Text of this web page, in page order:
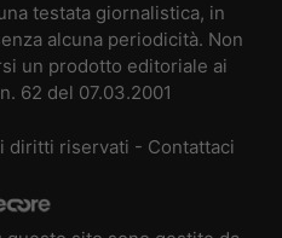
testata giornalistica, in
alcuna periodicità. Non
un prodotto editoriale ai
62 del 07.03.2001
diritti riservati - Contattaci